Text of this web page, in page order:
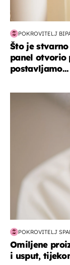
POKROVITELJ
Što je
panel otvorio
postavljamo...
moda & ljepota
POKROVITELJ
Omiljene
i usput,